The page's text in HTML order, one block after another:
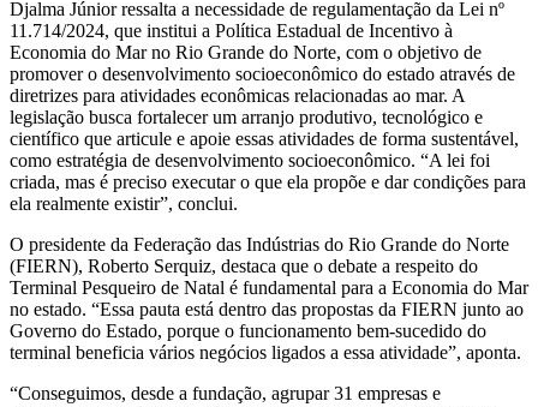
Djalma Júnior ressalta a necessidade de regulamentação da Lei nº
11.714/2024, que institui a Política Estadual de Incentivo à
Economia do Mar no Rio Grande do Norte, com o objetivo de
promover o desenvolvimento socioeconômico do estado através de
diretrizes para atividades econômicas relacionadas ao mar. A
legislação busca fortalecer um arranjo produtivo, tecnológico e
científico que articule e apoie essas atividades de forma sustentável,
como estratégia de desenvolvimento socioeconômico. “A lei foi
criada, mas é preciso executar o que ela propõe e dar condições para
ela realmente existir”, conclui.
O presidente da Federação das Indústrias do Rio Grande do Norte
(FIERN), Roberto Serquiz, destaca que o debate a respeito do
Terminal Pesqueiro de Natal é fundamental para a Economia do Mar
no estado. “Essa pauta está dentro das propostas da FIERN junto ao
Governo do Estado, porque o funcionamento bem-sucedido do
terminal beneficia vários negócios ligados a essa atividade”, aponta.
“Conseguimos, desde a fundação, agrupar 31 empresas e